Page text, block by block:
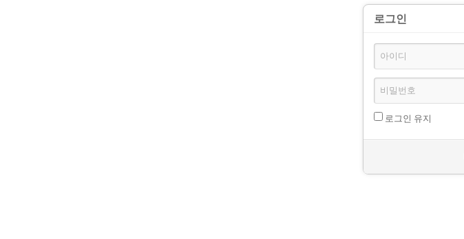
로그인
로그인 유지